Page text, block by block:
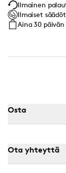
Ilmainen
Ilmaiset
Aina 30
Osta
Ota yhteyttä